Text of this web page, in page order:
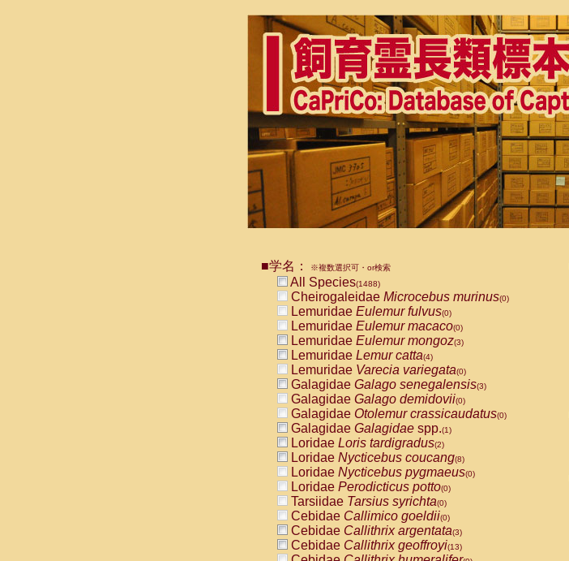
■学名： ※複数選択可・or検索
All Species(1488)
Cheirogaleidae Microcebus murinus(0)
Lemuridae Eulemur fulvus(0)
Lemuridae Eulemur macaco(0)
Lemuridae Eulemur mongoz(3)
Lemuridae Lemur catta(4)
Lemuridae Varecia variegata(0)
Galagidae Galago senegalensis(3)
Galagidae Galago demidovii(0)
Galagidae Otolemur crassicaudatus(0)
Galagidae Galagidae spp.(1)
Loridae Loris tardigradus(2)
Loridae Nycticebus coucang(8)
Loridae Nycticebus pygmaeus(0)
Loridae Perodicticus potto(0)
Tarsiidae Tarsius syrichta(0)
Cebidae Callimico goeldii(0)
Cebidae Callithrix argentata(3)
Cebidae Callithrix geoffroyi(13)